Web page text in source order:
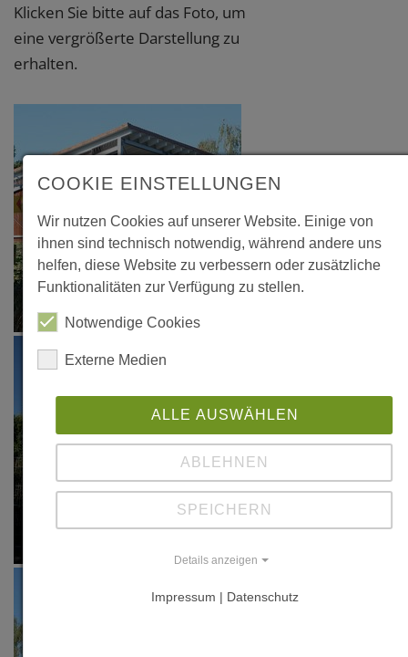
Klicken Sie bitte auf das Foto, um
eine vergrößerte Darstellung zu
erhalten.
COOKIE EINSTELLUNGEN
Wir nutzen Cookies auf unserer Website. Einige von
ihnen sind technisch notwendig, während andere uns
helfen, diese Website zu verbessern oder zusätzliche
Funktionalitäten zur Verfügung zu stellen.
Notwendige Cookies
Externe Medien
ALLE AUSWÄHLEN
ABLEHNEN
SPEICHERN
Details anzeigen
Impressum | Datenschutz